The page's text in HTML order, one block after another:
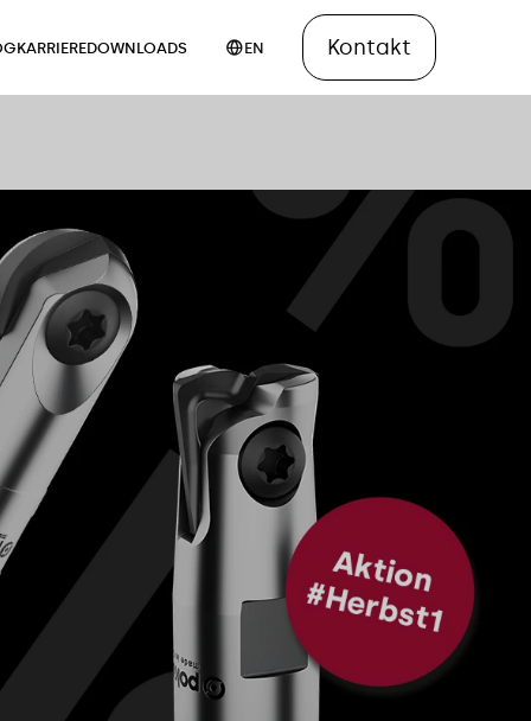
KARRIEREDOWNLOADS EN Kontakt